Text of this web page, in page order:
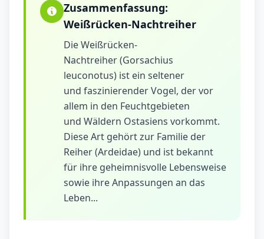
Zusammenfassung:
Weißrücken-Nachtreiher
Die Weißrücken-
Nachtreiher (Gorsachius
leuconotus) ist ein seltener
und faszinierender Vogel, der vor
allem in den Feuchtgebieten
und Wäldern Ostasiens vorkommt.
Diese Art gehört zur Familie der
Reiher (Ardeidae) und ist bekannt
für ihre geheimnisvolle Lebensweise
sowie ihre Anpassungen an das
Leben...